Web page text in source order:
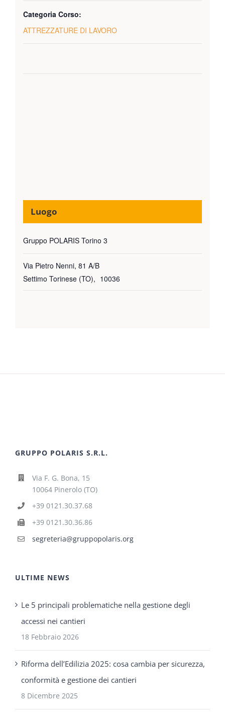
Categoria Corso:
ATTREZZATURE DI LAVORO
Luogo
Gruppo POLARIS Torino 3
Via Pietro Nenni, 81 A/B
Settimo Torinese (TO), 10036
GRUPPO POLARIS S.R.L.
Via F. G. Bona, 15
10064 Pinerolo (TO)
+39 0121.30.37.68
+39 0121.30.36.86
segreteria@gruppopolaris.org
ULTIME NEWS
Le 5 principali problematiche nella gestione degli
accessi nei cantieri
18 Febbraio 2026
Riforma dell’Edilizia 2025: cosa cambia per sicurezza,
conformità e gestione dei cantieri
8 Dicembre 2025